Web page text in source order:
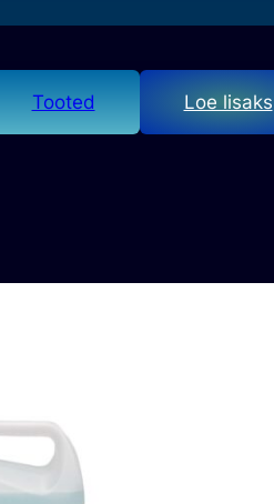
Tooted Loe lisaks